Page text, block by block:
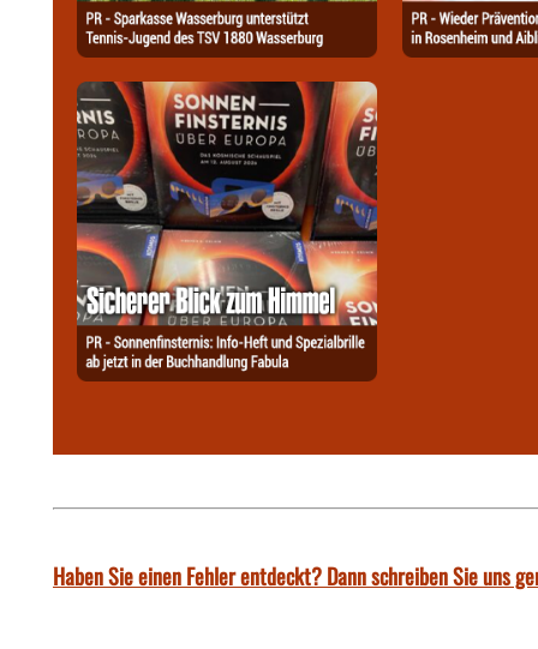
Haben Sie einen Fehler entdeckt? Dann schreiben Sie uns